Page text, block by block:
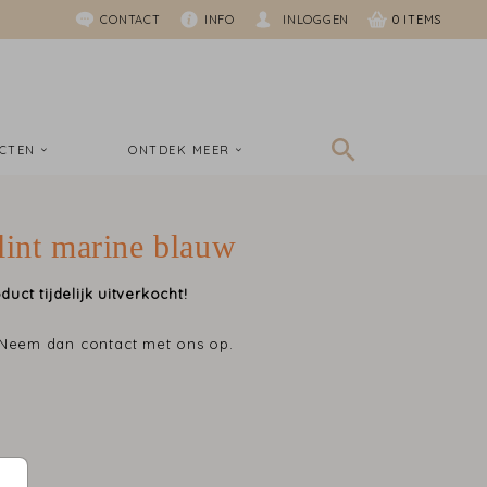
CONTACT INFO INLOGGEN 0
ONTDEK MEER
marine blauw
tijdelijk uitverkocht!
dan contact met ons op.